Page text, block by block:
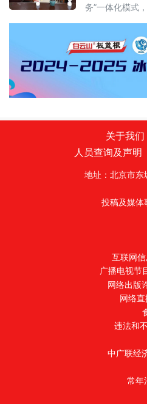
务”一体化模式
到“河西粮仓”
产业工人到平川
升破解就业结构
地深入展开。
关于我们
人员查询及声明
地址：北京市东
投稿及媒体
互联网信
广播电视节
网络出版
网络
违法和
中广联经
常年